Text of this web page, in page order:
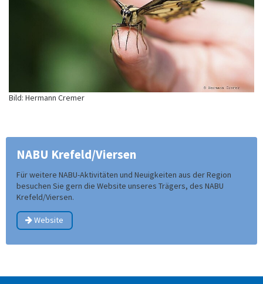
Bild: Hermann Cremer
NABU Krefeld/Viersen
Für weitere NABU-Aktivitäten und Neuigkeiten aus der Region
besuchen Sie gern die Website unseres Trägers, des NABU
Krefeld/Viersen.
Website